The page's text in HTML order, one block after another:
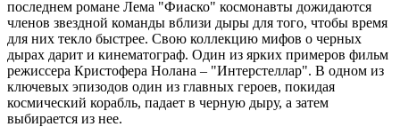
последнем романе Лема "Фиаско" космонавты дожидаются
членов звездной команды вблизи дыры для того, чтобы время
для них текло быстрее. Свою коллекцию мифов о черных
дырах дарит и кинематограф. Один из ярких примеров фильм
режиссера Кристофера Нолана – "Интерстеллар". В одном из
ключевых эпизодов один из главных героев, покидая
космический корабль, падает в черную дыру, а затем
выбирается из нее.